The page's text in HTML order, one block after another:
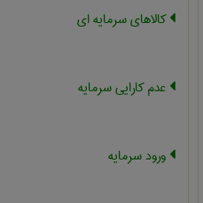
کالاهای سرمایه ای
عدم کارایی سرمایه
ورود سرمایه